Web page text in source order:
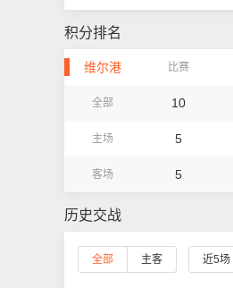
积分排名
维尔港 比赛
全部 10
主场 5
客场 5
历史交战
全部 主客 近5场